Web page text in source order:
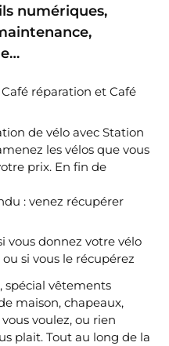
numériques,
réparation et Café
de vélo avec Station
menez les vélos que vous
prix. En fin de
: venez récupérer
vous donnez votre vélo
si vous le récupérez
spécial vêtements
maison, chapeaux,
voulez, ou rien
plait. Tout au long de la